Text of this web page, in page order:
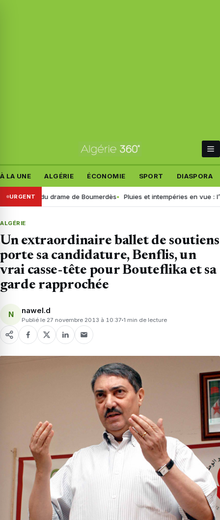
À LA UNE ALGÉRIE ÉCONOMIE SPORT DIASPORA
URGENTdu drame de Boumerdès Pluies et intempéries en vue :
ALGÉRIE
Un extraordinaire ballet de soutiens
porte sa candidature, Benflis, un
vrai casse-tête pour Bouteflika et sa
garde rapprochée
N nawel.d
Publié le 27 novembre 2013 à 10:37 1 min de lecture